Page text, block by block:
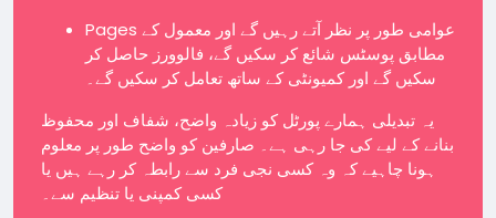
Pages عوامی طور پر نظر آتے رہیں گے اور معمول کے
مطابق پوسٹس شائع کر سکیں گے، فالوورز حاصل کر
سکیں گے اور کمیونٹی کے ساتھ تعامل کر سکیں گے۔
یہ تبدیلی ہمارے پورٹل کو زیادہ واضح، شفاف اور محفوظ
بنانے کے لیے کی جا رہی ہے۔ صارفین کو واضح طور پر معلوم
ہونا چاہیے کہ وہ کسی نجی فرد سے رابطہ کر رہے ہیں یا
کسی کمپنی یا تنظیم سے۔